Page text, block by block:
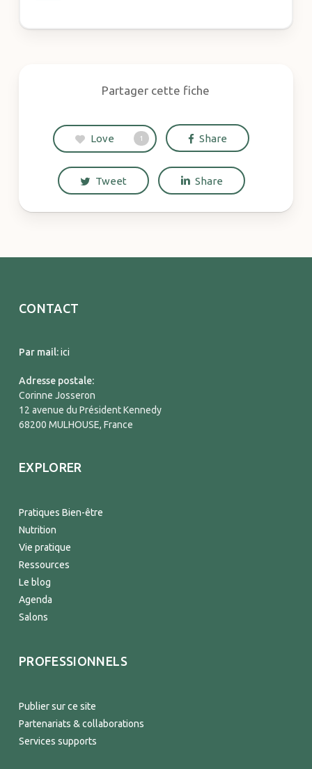
Partager cette fiche
Love 1 Share
Tweet Share
CONTACT
Par mail:ici
Adresse postale:
Corinne Josseron
12 avenue du Président Kennedy
68200 MULHOUSE, France
EXPLORER
Pratiques Bien-être
Nutrition
Vie pratique
Ressources
Le blog
Agenda
Salons
PROFESSIONNELS
Publier sur ce site
Partenariats & collaborations
Services supports